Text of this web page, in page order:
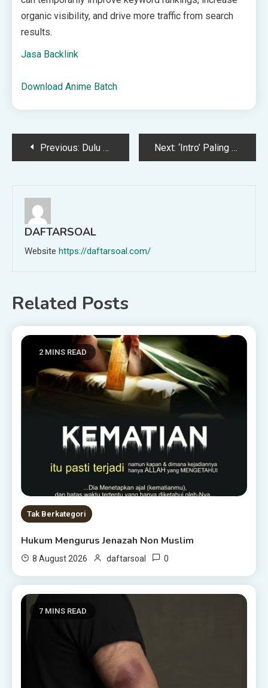
organic visibility, and drive more traffic from search
results.
Jasa Backlink
Download Anime Batch
PostPrevious: Dulu Sibuk Uli Tepung, ‘Budak Dapur’ Kini Jadi ‘Wajah’ Syarikat Penerbangan Antarabangsa Next: ‘Intro’ Paling Gempak, Cara Norway Perkenal Skuad Piala Dunia Buat Ramai Terpukau
DAFTARSOAL
Website https://daftarsoal.com/
Related Posts
2 MINS READ
Tak Berkategori
Hukum Mengurus Jenazah Non Muslim
8 August 2026 daftarsoal 0
7 MINS READ